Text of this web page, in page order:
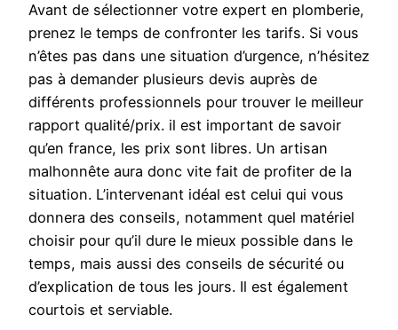
Avant de sélectionner votre expert en plomberie,
prenez le temps de confronter les tarifs. Si vous
n’êtes pas dans une situation d’urgence, n’hésitez
pas à demander plusieurs devis auprès de
différents professionnels pour trouver le meilleur
rapport qualité/prix. il est important de savoir
qu’en france, les prix sont libres. Un artisan
malhonnête aura donc vite fait de profiter de la
situation. L’intervenant idéal est celui qui vous
donnera des conseils, notamment quel matériel
choisir pour qu’il dure le mieux possible dans le
temps, mais aussi des conseils de sécurité ou
d’explication de tous les jours. Il est également
courtois et serviable.